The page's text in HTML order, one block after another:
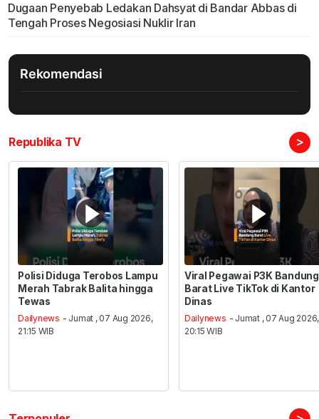
Dugaan Penyebab Ledakan Dahsyat di Bandar Abbas di
Tengah Proses Negosiasi Nuklir Iran
Rekomendasi
Republika TV >
Polisi Diduga Terobos Lampu
Merah Tabrak Balita hingga
Tewas
Dailynews - Jumat , 07 Aug 2026,
21:15 WIB
Viral Pegawai P3K Bandung
Barat Live TikTok di Kantor
Dinas
Dailynews - Jumat , 07 Aug 2026,
20:15 WIB